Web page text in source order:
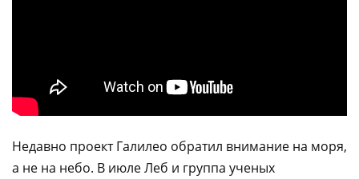
Недавно проект Галилео обратил внимание на моря,
а не на небо. В июле Леб и группа ученых